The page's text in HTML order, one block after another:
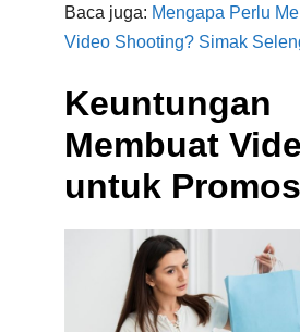
Baca juga: Mengapa Perlu
Video Shooting? Simak
Keuntungan
Membuat
untuk